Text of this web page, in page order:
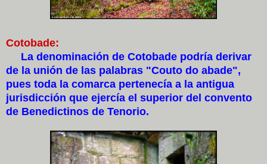
Cotobade:
La denominación de Cotobade podría derivar
de la unión de las palabras "Couto do abade",
pues toda la comarca pertenecía a la antigua
jurisdicción que ejercía el superior del convento
de Benedictinos de Tenorio.